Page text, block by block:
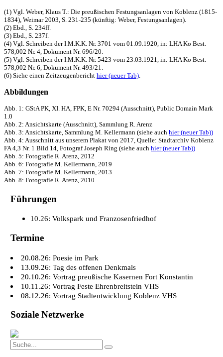
(1) Vgl. Weber, Klaus T.: Die preußischen Festungsanlagen von Koblenz (1815-
1834), Weimar 2003, S. 231-235 (künftig: Weber, Festungsanlagen).
(2) Ebd., S. 234ff.
(3) Ebd., S. 237f.
(4) Vgl. Schreiben der I.M.K.K. Nr. 3701 vom 01.09.1920, in: LHA Ko Best.
578,002 Nr. 4, Dokument Nr. 696/20.
(5) Vgl. Schreiben der I.M.K.K. Nr. 5423 vom 23.03.1921, in: LHA Ko Best.
578,002 Nr. 6, Dokument Nr. 493/21.
(6) Siehe einen Zeitzeugenbericht hier (neuer Tab)
Abbildungen
Abb. 1: GStA PK, XI. HA, FPK, E Nr. 70294 (Ausschnitt), Public Domain Mark
1.0
Abb. 2: Ansichtskarte (Ausschnitt), Sammlung R. Arenz
Abb. 3: Ansichtskarte, Sammlung M. Kellermann (siehe auch hier (neuer Tab))
Abb. 4: Ausschnitt aus unserem Plakat von 2017, Quelle: Stadtarchiv Koblenz
FA 4,3 Nr. 1 Bild 14, Fotograf Joseph Ring (siehe auch hier (neuer Tab))
Abb. 5: Fotografie R. Arenz, 2012
Abb. 6: Fotografie M. Kellermann, 2019
Abb. 7: Fotografie M. Kellermann, 2013
Abb. 8: Fotografie R. Arenz, 2010
Führungen
10.26: Volkspark und Franzosenfriedhof
Termine
20.08.26: Poesie im Park
13.09.26: Tag des offenen Denkmals
20.10.26: Vortrag preußische Kasernen Fort Konstantin
10.11.26: Vortrag Feste Ehrenbreitstein VHS
08.12.26: Vortrag Stadtentwicklung Koblenz VHS
Soziale Netzwerke
Search
for:
Search